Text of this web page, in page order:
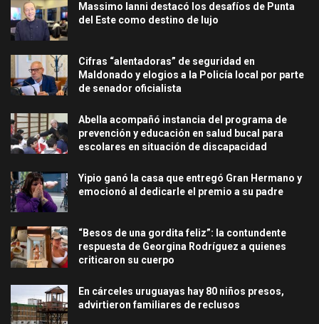
Massimo Ianni destacó los desafíos de Punta
del Este como destino de lujo
Cifras “alentadoras” de seguridad en
Maldonado y elogios a la Policía local por parte
de senador oficialista
Abella acompañó instancia del programa de
prevención y educación en salud bucal para
escolares en situación de discapacidad
Yipio ganó la casa que entregó Gran Hermano y
emocionó al dedicarle el premio a su padre
“Besos de una gordita feliz”: la contundente
respuesta de Georgina Rodríguez a quienes
criticaron su cuerpo
En cárceles uruguayas hay 80 niños presos,
advirtieron familiares de reclusos